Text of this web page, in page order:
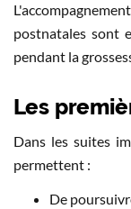
postnatales sont
pendant la
Les
Dans les suites
permettent :
De